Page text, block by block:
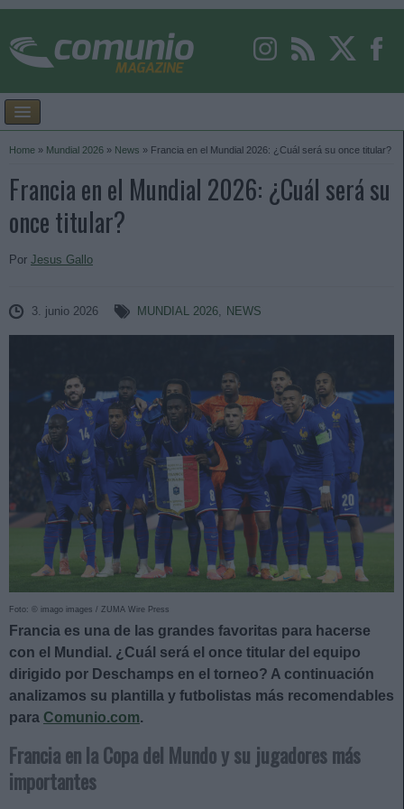
Home » Mundial 2026 » News » Francia en el Mundial 2026: ¿Cuál será su once titular?
Francia en el Mundial 2026: ¿Cuál será su
once titular?
Por Jesus Gallo
3. junio 2026 MUNDIAL 2026, NEWS
Foto: © imago images / ZUMA Wire Press
Francia es una de las grandes favoritas para hacerse
con el Mundial. ¿Cuál será el once titular del equipo
dirigido por Deschamps en el torneo? A continuación
analizamos su plantilla y futbolistas más recomendables
para Comunio.com.
Francia en la Copa del Mundo y su jugadores más
importantes